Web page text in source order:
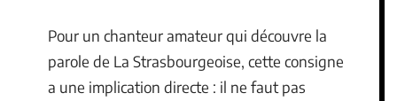
Pour un chanteur amateur qui découvre la
parole de La Strasbourgeoise, cette consigne
a une implication directe : il ne faut pas